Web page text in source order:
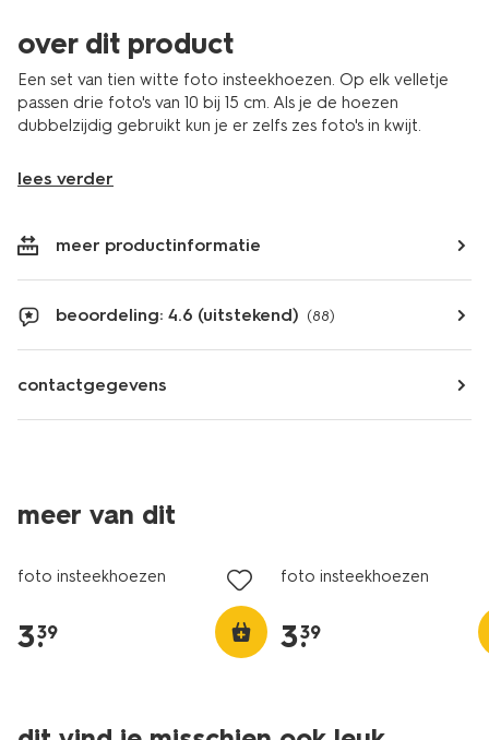
over dit product
Een set van tien witte foto insteekhoezen. Op elk velletje
passen drie foto's van 10 bij 15 cm. Als je de hoezen
dubbelzijdig gebruikt kun je er zelfs zes foto's in kwijt.
lees verder
meer productinformatie
beoordeling: 4.6 (uitstekend) (88)
contactgegevens
meer van dit
foto insteekhoezen
3.
39
foto insteekhoezen
3.
39